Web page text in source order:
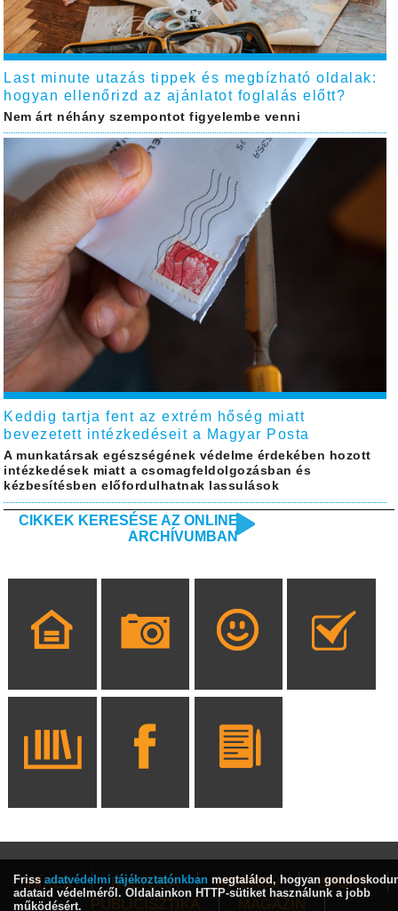
Last minute utazás tippek és megbízható oldalak:
hogyan ellenőrizd az ajánlatot foglalás előtt?
Nem árt néhány szempontot figyelembe venni
Keddig tartja fent az extrém hőség miatt
bevezetett intézkedéseit a Magyar Posta
A munkatársak egészségének védelme érdekében hozott
intézkedések miatt a csomagfeldolgozásban és
kézbesítésben előfordulhatnak lassulások
CIKKEK KERESÉSE AZ ONLINE
ARCHÍVUMBAN
HÍREK KULTÚRA INTERJÚ
SPORT
PUBLICISZTIKA
MAGAZIN
Friss adatvédelmi tájékoztatónkban megtalálod, hogyan
adataid védelméről. Oldalainkon HTTP-sütiket használunk a jobb
működésért.